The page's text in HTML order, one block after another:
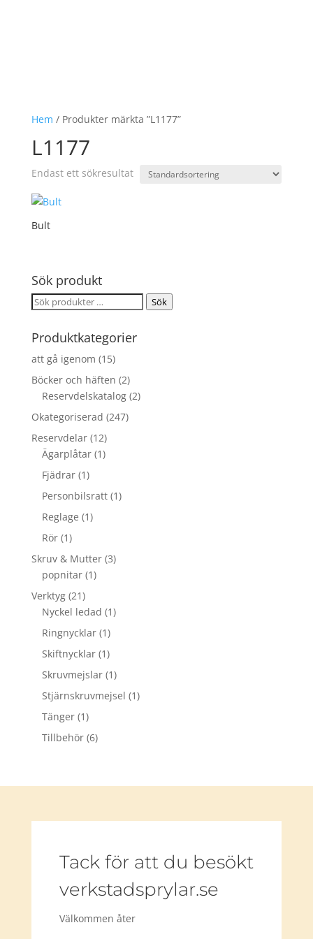
Hem / Produkter märkta ”L1177”
L1177
Endast ett sökresultat
Bult
Sök produkt
Sök
Sök
Produktkategorier
att gå igenom (15)
Böcker och häften (2)
Reservdelskatalog (2)
Okategoriserad (247)
Reservdelar (12)
Ägarplåtar (1)
Fjädrar (1)
Personbilsratt (1)
Reglage (1)
Rör (1)
Skruv & Mutter (3)
popnitar (1)
Verktyg (21)
Nyckel ledad (1)
Ringnycklar (1)
Skiftnycklar (1)
Skruvmejslar (1)
Stjärnskruvmejsel (1)
Tänger (1)
Tillbehör (6)
Tack för att du besökt
verkstadsprylar.se
Välkommen åter